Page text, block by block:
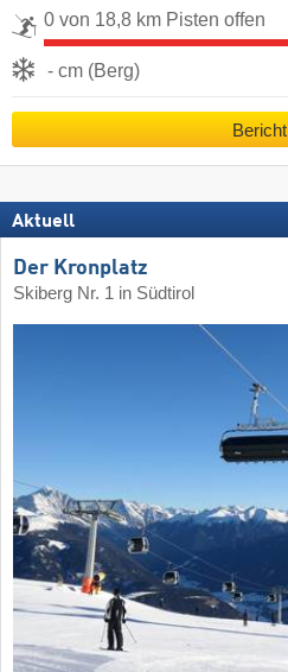
0 von 18,8 km Pisten offen
- cm (Berg)
Bericht
Aktuell
Der Kronplatz
Skiberg Nr. 1 in Südtirol